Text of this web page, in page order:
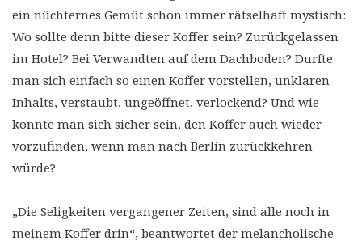
ein nüchternes Gemüt schon immer rätselhaft mystisch:
Wo sollte denn bitte dieser Koffer sein? Zurückgelassen
im Hotel? Bei Verwandten auf dem Dachboden? Durfte
man sich einfach so einen Koffer vorstellen, unklaren
Inhalts, verstaubt, ungeöffnet, verlockend? Und wie
konnte man sich sicher sein, den Koffer auch wieder
vorzufinden, wenn man nach Berlin zurückkehren
würde?
„Die Seligkeiten vergangener Zeiten, sind alle noch in
meinem Koffer drin“, beantwortet der melancholische